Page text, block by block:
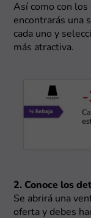
Así como con los
encontrarás una
cada uno y
más atractiva.
2. Conoce los
Se abrirá una
oferta y debes